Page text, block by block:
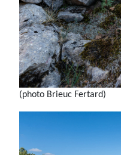
(photo Brieuc Fertard)